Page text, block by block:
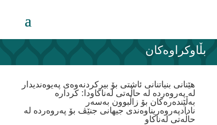
بڵاوکراوەکان
هێنانی بنیاتنانی ئاشتی بۆ بیرکردنەوەی پەیوەندیدار
لە پەروەردە لە حاڵەتی لەناکاودا: کردارە
بەڵێندەرەکان بۆ زاڵبوون بەسەر
نادادپەروەریناوەندی جیهانی جنێڤ بۆ پەروەردە لە
حاڵەتی لەناکاو